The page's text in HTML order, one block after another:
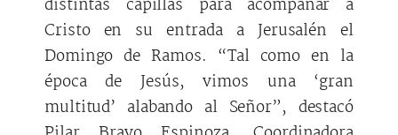
distintas capillas para acompañar a
Cristo en su entrada a Jerusalén el
Domingo de Ramos. “Tal como en la
época de Jesús, vimos una ‘gran
multitud’ alabando al Señor”, destacó